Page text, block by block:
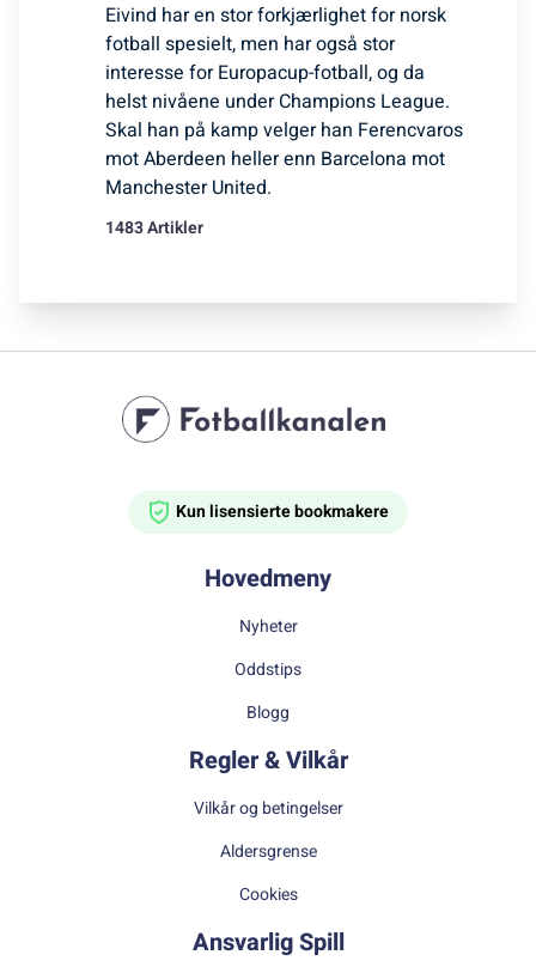
Eivind har en stor forkjærlighet for norsk
fotball spesielt, men har også stor
interesse for Europacup-fotball, og da
helst nivåene under Champions League.
Skal han på kamp velger han Ferencvaros
mot Aberdeen heller enn Barcelona mot
Manchester United.
1483 Artikler
Kun lisensierte bookmakere
Hovedmeny
Nyheter
Oddstips
Blogg
Regler & Vilkår
Vilkår og betingelser
Aldersgrense
Cookies
Ansvarlig Spill